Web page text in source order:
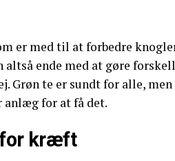
er med til at forbedre
altså ende med at gøre
Grøn te er sundt for alle,
anlæg for at få det.
for kræft